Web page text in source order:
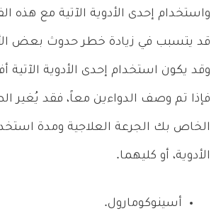
واستخدام إحدى الأدوية الآتية مع هذه
قد يتسبب في زيادة خطر حدوث بعض
وقد يكون استخدام إحدى الأدوية الآتية
فإذا تم وصف الدواءين معاً، فقد يُغير
الخاص بك الجرعة العلاجية ومدة
الأدوية، أو كليهما.
أسينوكومارول.